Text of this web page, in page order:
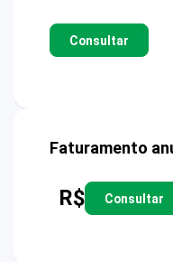
Consultar
Faturamento
R$ Consultar